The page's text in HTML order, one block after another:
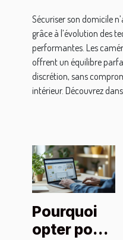
Sécuriser son domicile
grâce à l’évolution des
performantes. Les
offrent un équilibre
discrétion, sans
intérieur. Découvrez dans
Pourquoi
opter pour